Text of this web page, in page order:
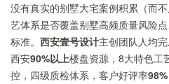
没有真实的别墅大宅案例积累（而
艺体系是否覆盖别墅高频质量风险
标准。 西安壹号设计主创团队人均
西安90%以上楼盘资源，8大特色工
控，四级质检体系，客户好评率98%